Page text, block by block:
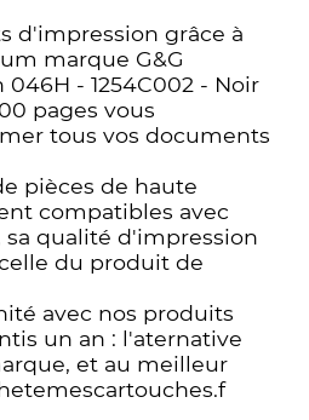
d'impression grâce à
marque G&G
- 1254C002 - Noir
pages vous
tous vos documents
pièces de haute
compatibles avec
qualité d'impression
du produit de
avec nos produits
un an : l'aternative
et au meilleur